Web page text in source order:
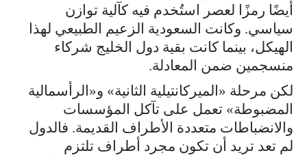
أيضًا رمزًا لعصر استُخدم فيه كآلية توازن
سياسي. وكانت السعودية الزعيم الطبيعي لهذا
الهيكل، بينما كانت بقية دول الخليج شركاء
منسجمين ضمن المعادلة.
لكن مرحلة «الميركانتيلية الثانية» و«الرأسمالية
المضبوطة» تعمل على تآكل المؤسسات
والانضباطات متعددة الأطراف القديمة. فالدول
لم تعد تريد أن تكون مجرد أطراف تلتزم